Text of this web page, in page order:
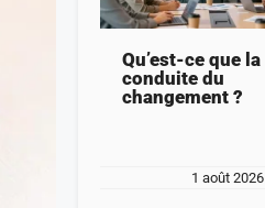
Qu’est-ce que la
conduite du
changement ?
1 août 2026